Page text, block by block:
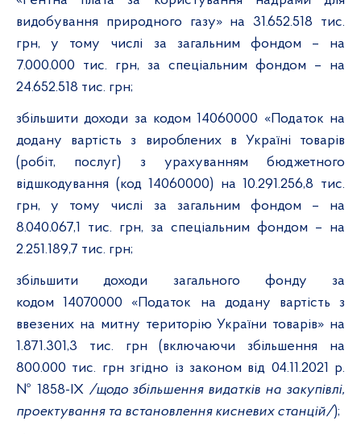
видобування природного газу» на31.652.518 тис.
грн, у тому числі за загальним фондом – на
7.000.000 тис. грн, за спеціальним фондом – на
24.652.518 тис. грн;
збільшити доходи за кодом 14060000 «Податок на
додану вартість з вироблених в Україні товарів
(робіт, послуг) з урахуванням бюджетного
відшкодування (код 14060000) на 10.291.256,8 тис.
грн, у тому числі за загальним фондом – на
8.040.067,1 тис. грн, за спеціальним фондом – на
2.251.189,7 тис. грн;
збільшити доходи загального фонду за
кодом 14070000 «Податок на додану вартість з
ввезених на митну територію України товарів» на
1.871.301,3 тис. грн (включаючи збільшення на
800.000 тис. грн згідно із законом від 04.11.2021 р.
№ 1858-ІХ /щодо збільшення видатків на закупівлі,
проектування та встановлення кисневих станцій/);